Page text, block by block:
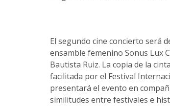
El segundo cine concierto será
ensamble femenino Sonus Lux
Bautista Ruiz. La copia de la
facilitada por el Festival
presentará el evento en
similitudes entre festivales e